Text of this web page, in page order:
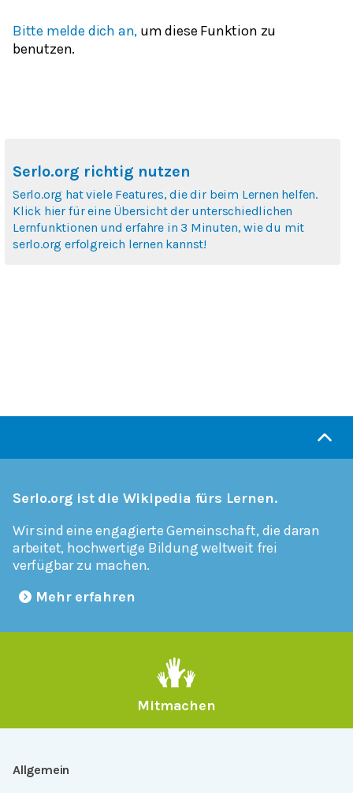
Bitte melde dich an, um diese Funktion zu
benutzen.
Serlo.org richtig nutzen
Serlo.org hat viele Features, die dir beim Lernen helfen.
Klick hier für eine Übersicht der unterschiedlichen
Lernfunktionen und erfahre in 3 Minuten, wie du mit
serlo.org erfolgreich lernen kannst!
Serlo.org ist die Wikipedia fürs Lernen.
Wir sind eine engagierte Gemeinschaft, die daran
arbeitet, hochwertige Bildung weltweit frei
verfügbar zu machen.
Mehr erfahren
Mitmachen
Allgemein